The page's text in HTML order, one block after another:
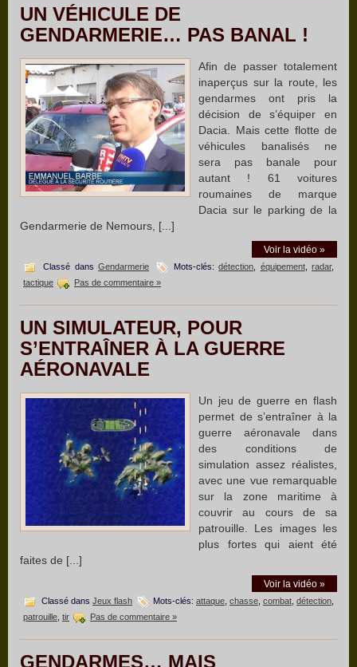
UN VÉHICULE DE
GENDARMERIE… PAS BANAL !
Afin de passer totalement
inaperçus sur la route, les
gendarmes ont pris la
décision de s’équiper en
Dacia. Mais cette flotte de
véhicules banalisés ne
sera pas banale pour
autant ! 61 voitures
roumaines de marque
Dacia sur le parking de la
Gendarmerie de Nemours, [...]
Voir la vidéo »
Classé dansGendarmerie Mots-clés:détection équipement, radar,
tactique
Pas de commentaire »
UN SIMULATEUR, POUR
S’ENTRAÎNER À LA GUERRE
AÉRONAVALE
Un jeu de guerre en flash
permet de s’entraîner à la
guerre aéronavale dans
des conditions de
simulation assez réalistes,
avec une vue remarquable
sur la zone maritime à
couvrir au cours de sa
patrouille. Les images les
plus fortes qui aient été
faites de [...]
Voir la vidéo »
Classé dans Jeux flash Mots-clés: attaque chasse combat détection
patrouille tir Pas de commentaire »
GENDARMES… MAIS